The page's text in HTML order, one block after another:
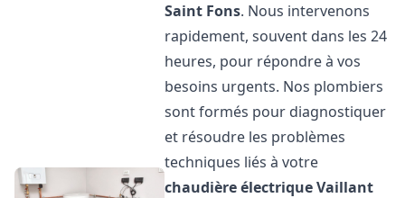
Saint Fons. Nous intervenons
rapidement, souvent dans les 24
heures, pour répondre à vos
besoins urgents. Nos plombiers
sont formés pour diagnostiquer
et résoudre les problèmes
techniques liés à votre
chaudière électrique Vaillant